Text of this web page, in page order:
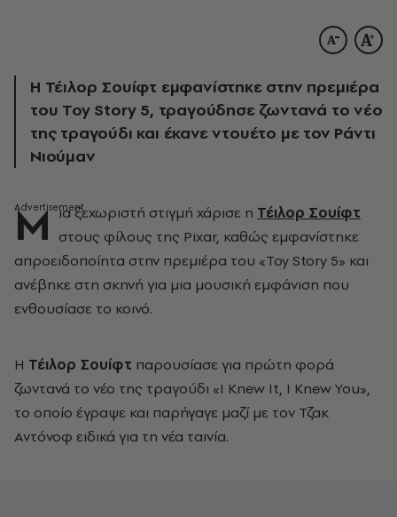
Η Τέιλορ Σουίφτ εμφανίστηκε στην πρεμιέρα
του Toy Story 5, τραγούδησε ζωντανά το νέο
της τραγούδι και έκανε ντουέτο με τον Ράντι
Νιούμαν
Μ ια ξεχωριστή στιγμή χάρισε η Τέιλορ Σουίφτ
στους φίλους της Pixar, καθώς εμφανίστηκε
απροειδοποίητα στην πρεμιέρα του «Toy Story 5» και
ανέβηκε στη σκηνή για μια μουσική εμφάνιση που
ενθουσίασε το κοινό.
Η Τέιλορ Σουίφτ παρουσίασε για πρώτη φορά
ζωντανά το νέο της τραγούδι «I Knew It, I Knew You»,
το οποίο έγραψε και παρήγαγε μαζί με τον Τζακ
Αντόνοφ ειδικά για τη νέα ταινία.